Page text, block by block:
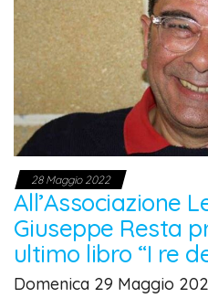
28 Maggio 2022
All’Associazione
Giuseppe Resta
ultimo libro “I re
Domenica 29 Maggio